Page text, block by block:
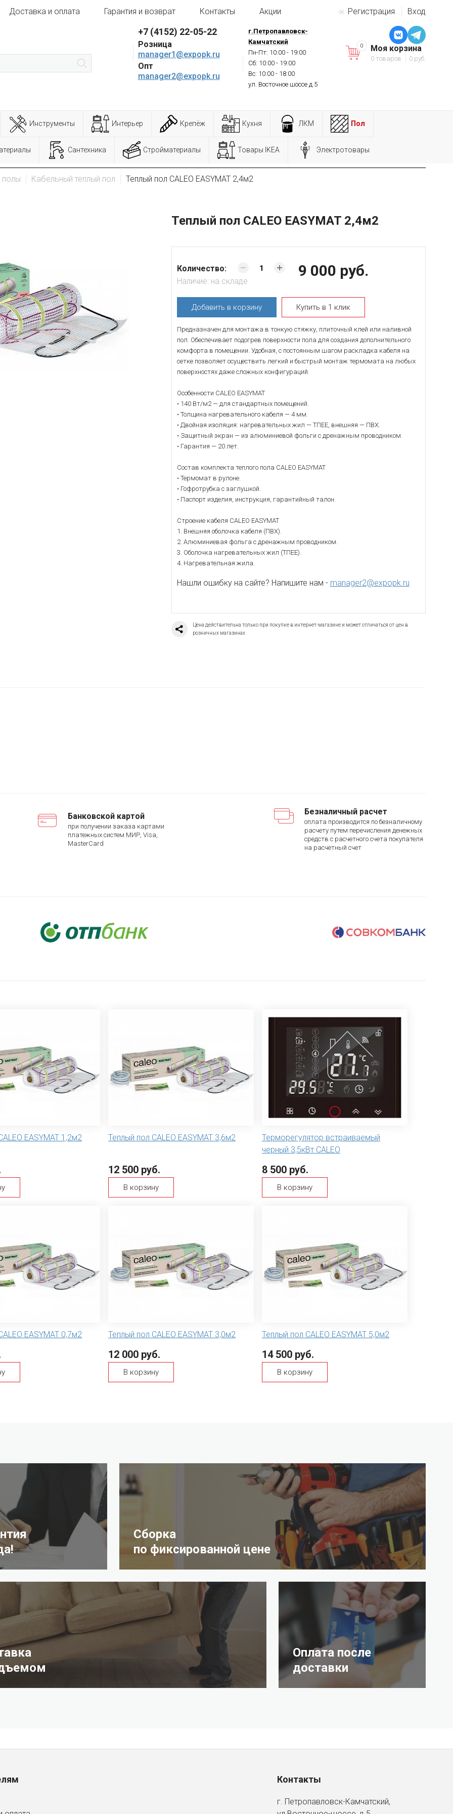
Регистрация Вход
Доставка и оплата Гарантия и возврат Контакты Акции
+7 (4152) 22-05-22
Розница
manager1@expopk.ru
Опт
manager2@expopk.ru
г.Петропавловск-
Камчатский
Пн-Пт: 10:00 - 19:00
Сб: 10:00 - 19:00
Вс: 10:00 - 18:00
ул. Восточное шоссе д.5
Моя корзина
0 товаров 0 руб.
0
Инструменты Интерьер Крепёж Кухня ЛКМ Пол
Сантехника Стройматериалы Товары IKEA Электротовары
полы Кабельный теплый пол Теплый пол CALEO EASYMAT 2,4м2
Теплый пол CALEO EASYMAT 2,4м2
9 000 руб.
Количество:
Наличие: на складе
Добавить в корзину Купить в 1 клик
Предназначен для монтажа в тонкую стяжку, плиточный клей или наливной
пол. Обеспечивает подогрев поверхности пола для создания дополнительного
комфорта в помещении. Удобная, с постоянным шагом раскладка кабеля на
сетке позволяет осуществить легкий и быстрый монтаж термомата на любых
поверхностях даже сложных конфигураций.
Особенности CALEO EASYMAT
• 140 Вт/м2 — для стандартных помещений.
• Толщина нагревательного кабеля — 4 мм.
• Двойная изоляция: нагревательных жил — ТПЕЕ, внешняя — ПВХ.
• Защитный экран — из алюминиевой фольги с дренажным проводником.
• Гарантия — 20 лет.
Состав комплекта теплого пола CALEO EASYMAT
• Термомат в рулоне.
• Гофротрубка с заглушкой.
• Паспорт изделия, инструкция, гарантийный талон.
Строение кабеля CALEO EASYMAT
1. Внешняя оболочка кабеля (ПВХ).
2. Алюминиевая фольга с дренажным проводником.
3. Оболочка нагревательных жил (ТПЕЕ).
4. Нагревательная жила.
Нашли ошибку на сайте? Напишите нам - manager2@expopk.ru
Цена действительна только при покупке в интернет-магазине и может отличаться от цен в
розничных магазинах
Банковской картой
при получении заказа картами
платежных систем МИР, Visa,
MasterCard
Безналичный расчет
оплата производится по безналичному
расчету путем перечисления денежных
средств с расчетного счета покупателя
на расчетный счет
EASYMAT 1,2м2 Теплый пол CALEO EASYMAT 3,6м2
12 500 руб.
В корзину
Терморегулятор встраиваемый
черный 3,5кВт CALEO
8 500 руб.
В корзину
EASYMAT 0,7м2 Теплый пол CALEO EASYMAT 3,0м2
12 000 руб.
В корзину
Теплый пол CALEO EASYMAT 5,0м2
14 500 руб.
В корзину
Оплата после
доставки
Сборка
по фиксированной цене
Контакты
г. Петропавловск-Камчатский,